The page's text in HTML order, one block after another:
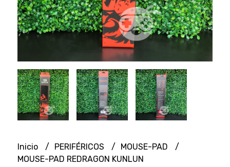
Inicio PERIFÉRICOS
MOUSE-PAD
MOUSE-PAD REDRAGON KUNLUN